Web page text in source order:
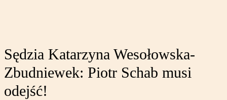
Sędzia Katarzyna Wesołowska-
Zbudniewek: Piotr Schab musi
odejść!